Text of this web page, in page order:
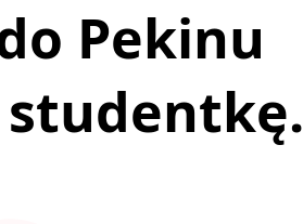
Pekinu
studentkę.